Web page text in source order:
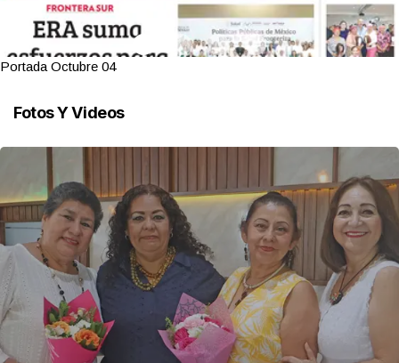
Portada Octubre 04
Fotos Y Videos